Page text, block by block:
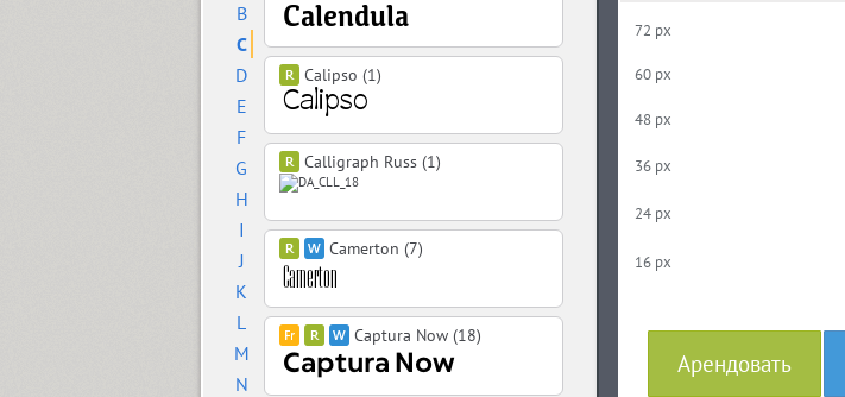
B
C
D
E
F
G
H
I
J
K
L
M
N
Calipso (1)
Calligraph Russ (1)
Camerton (7)
Captura Now (18)
72 px
60 px
48 px
36 px
24 px
16 px
Арендовать